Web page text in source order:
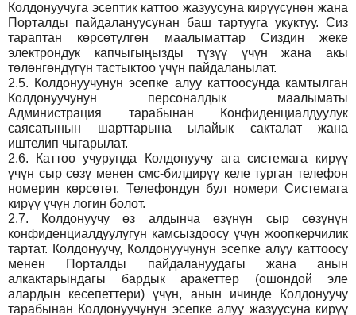
Колдонуучуга эсептик каттоо жазуусуна кирүүсүнөн жана
Порталды пайдалануусунан баш тартууга укуктуу. Сиз
тараптан көрсөтүлгөн маалыматтар Сиздин жеке
электрондук капчыгыңызды түзүү үчүн жана акы
төлөнгөндүгүн тастыктоо үчүн пайдаланылат.
2.5. Колдонуучунун эсепке алуу каттоосунда камтылган
Колдонуучунун персоналдык маалыматы
Администрация тарабынан Конфиденциалдуулук
саясатынын шарттарына ылайык сакталат жана
иштелип чыгарылат.
2.6.
Каттоо учурунда Колдонуучу ага системага кирүү
үчүн сыр сөзү менен смс-билдирүү келе турган телефон
номерин көрсөтөт. Телефондун бул номери Системага
кирүү үчүн логин болот.
2.7.
Колдонуучу өз алдынча өзүнүн сыр сөзүнүн
конфиденциалдуулугун камсыздоосу үчүн жоопкерчилик
тартат. Колдонуучу, Колдонуучунун эсепке алуу каттоосу
менен Порталды пайдалануудагы жана анын
алкактарындагы бардык аракеттер (ошондой эле
алардын кесепеттери) үчүн, анын ичинде Колдонуучу
тарабынан Колдонуучунун эсепке алуу жазуусуна кирүү